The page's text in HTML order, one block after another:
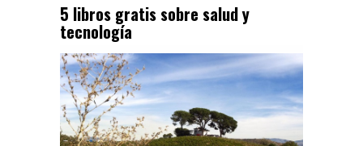
5 libros gratis sobre salud y
tecnología